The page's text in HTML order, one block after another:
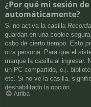
¿Por qué mi sesión
automáticamente?
Si no activa la casilla
guardan en una cookie
cabo de cierto tiempo. Esto
otra persona. Para que el
marque la casilla al ingresar.
un PC compartido, e.j.
etc. Si no ve la casilla,
deshabilitado la opción.
Arriba